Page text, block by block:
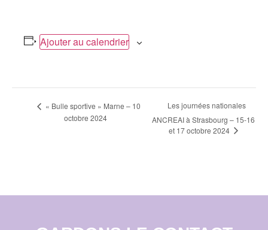
Ajouter au calendrier
Navigation
« Bulle sportive » Marne – 10
octobre 2024
Les journées nationales
ANCREAI à Strasbourg – 15-16
et 17 octobre 2024